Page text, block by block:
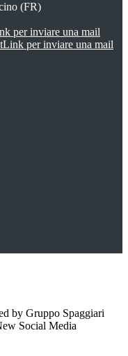
(FR)
per inviare una mail
Link per inviare una mail
by Gruppo Spaggiari
Social Media